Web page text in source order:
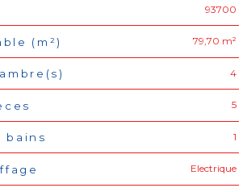
93700
(m²) 79,70 m²
4
5
bains 1
Electrique